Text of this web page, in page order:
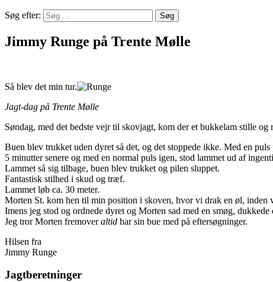
Søg efter:
Jimmy Runge på Trente Mølle
Så blev det min tur.
Jagt-dag på Trente Mølle
Søndag, med det bedste vejr til skovjagt, kom der et bukkelam stille og
Buen blev trukket uden dyret så det, og det stoppede ikke. Med en
5 minutter senere og med en normal puls igen, stod lammet ud af
Lammet så sig tilbage, buen blev trukket og pilen sluppet.
Fantastisk stilhed i skud og træf.
Lammet løb ca. 30 meter.
Morten St. kom hen til min position i skoven, hvor vi drak en øl, inden
Imens jeg stod og ordnede dyret og Morten sad med en smøg,
Jeg tror Morten fremoveraltid har sin bue med på eftersøgninger.
Hilsen fra
Jimmy Runge
Jagtberetninger